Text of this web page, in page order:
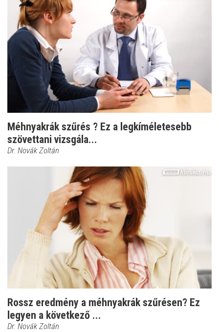
Méhnyakrák szűrés ? Ez a legkíméletesebb
szövettani vizsgála...
Dr. Novák Zoltán
Rossz eredmény a méhnyakrák szűrésen? Ez
legyen a következő ...
Dr. Novák Zoltán